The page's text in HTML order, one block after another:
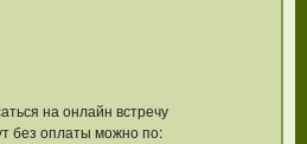
на онлайн встречу
без оплаты можно по: